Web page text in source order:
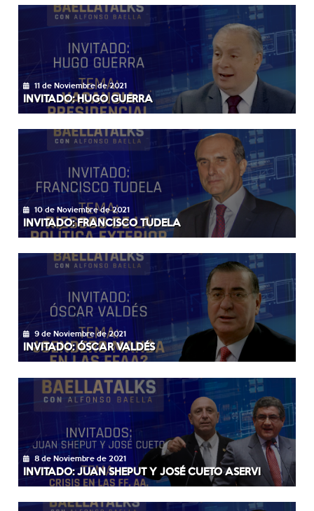
11 de Noviembre de 2021
INVITADO: HUGO GUERRA
10 de Noviembre de 2021
INVITADO: FRANCISCO TUDELA
9 de Noviembre de 2021
INVITADO: ÓSCAR VALDÉS
8 de Noviembre de 2021
INVITADO: JUAN SHEPUT Y JOSÉ CUETO ASERVI